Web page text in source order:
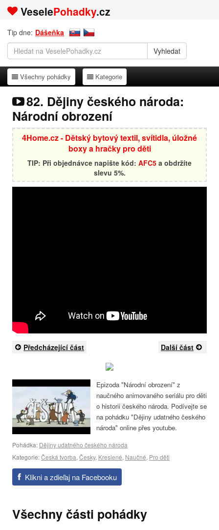
VeselePohadky.cz
Tip dne: Dášeňka
Všechny pohádky
Všechny pohádky Kategorie
Kategorie
82. Dějiny českého národa:
Národní obrození
4Home.cz - Dětský bytový textil, svítidla, úložné
boxy a hračky pro děti
TIP: Při objednávce napište kód: AFC5 a obdržíte
slevu 5%.
Předcházející část Další část
Epizoda "Národní obrození" z
naučného animovaného seriálu pro děti
o historii českého národa. Podívejte se
na pohádku "Dějiny udatného českého
národa" online přes youtube.
Pohádka: Dějiny udatného českého národa
Kategorie:Česká tvorba, Česky, Kreslené, Naučné, Pro děti
Klikni a zdieľaj na Facebooku
Všechny části pohádky